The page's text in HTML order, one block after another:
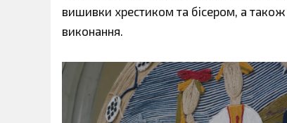
вишивки хрестиком та бісером, а також
виконання.